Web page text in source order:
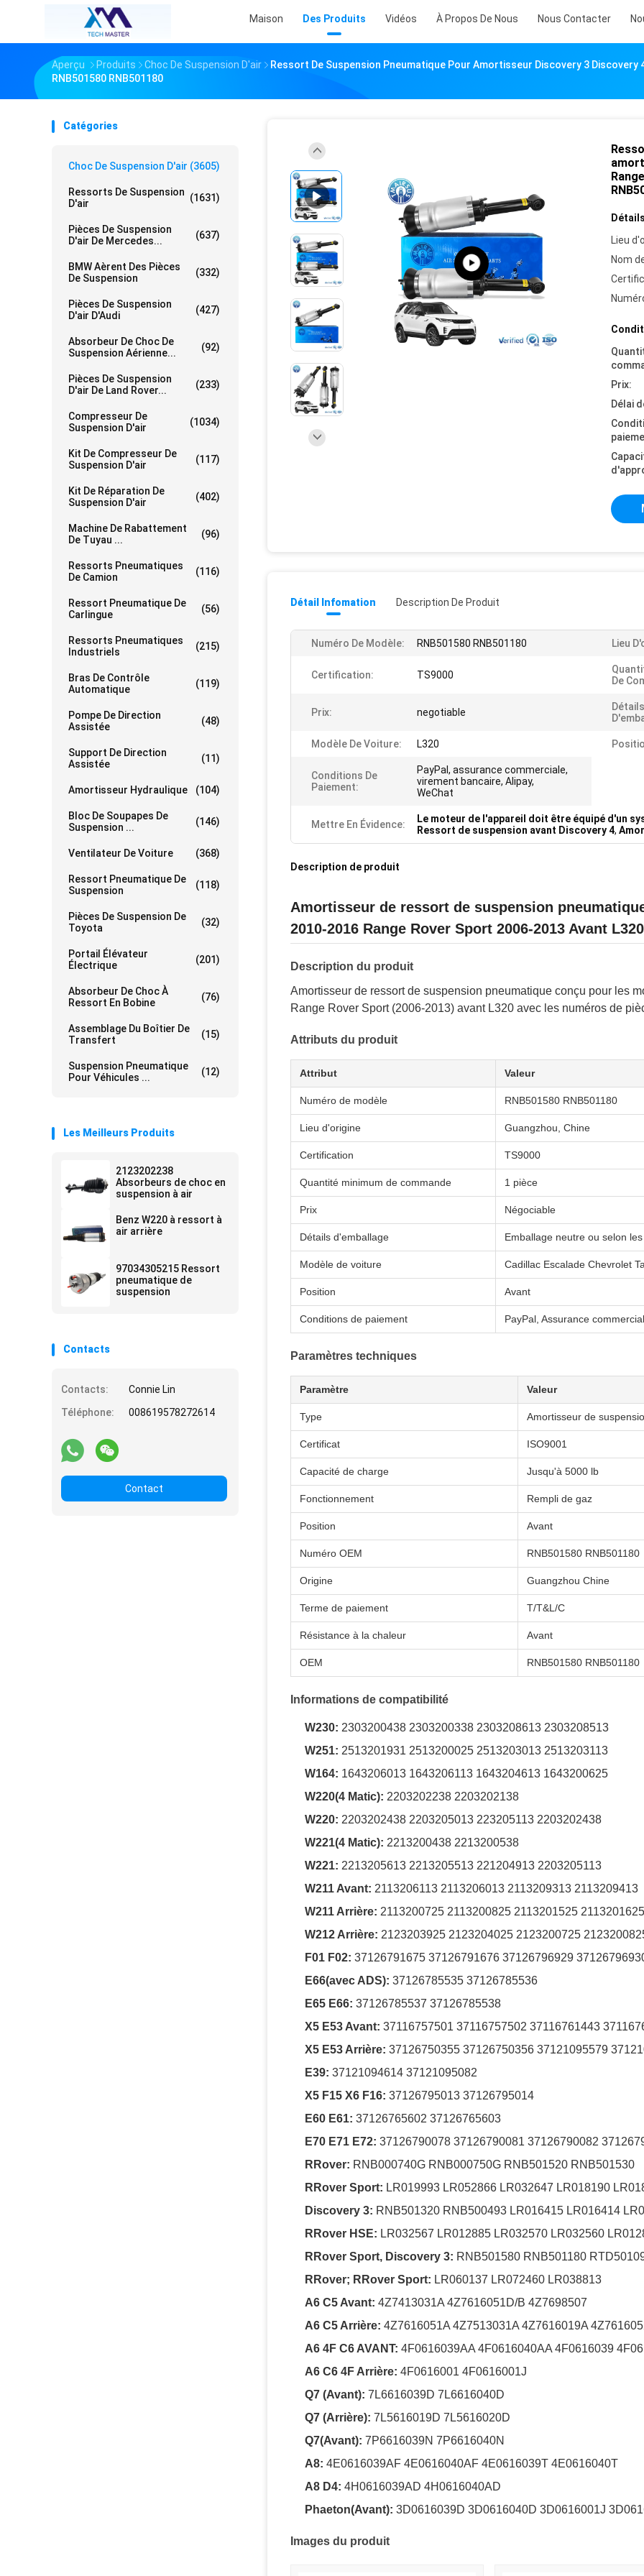
Maison Des Produits Vidéos À Propos De Nous Nous Contacter
Aperçu Produits Choc De Suspension D'air
Ressort De Suspension Pneumatique Pour Amortisseur Discovery 3 Discovery
RNB501580 RNB501180
Catégories
Choc De Suspension D'air (3605)
Ressorts De Suspension
D'air
(1631)
Pièces De Suspension
D'air De Mercedes...
(637)
BMW Aèrent Des Pièces
De Suspension
(332)
Pièces De Suspension
D'air D'Audi
(427)
Absorbeur De Choc De
Suspension Aérienne...
(92)
Pièces De Suspension
D'air De Land Rover...
(233)
Compresseur De
Suspension D'air
(1034)
Kit De Compresseur De
Suspension D'air
(117)
Kit De Réparation De
Suspension D'air
(402)
Machine De Rabattement
De Tuyau ...
(96)
Ressorts Pneumatiques
De Camion
(116)
Ressort Pneumatique De
Carlingue
(56)
Ressorts Pneumatiques
Industriels
(215)
Bras De Contrôle
Automatique
(119)
Pompe De Direction
Assistée
(48)
Support De Direction
Assistée
(11)
Amortisseur Hydraulique (104)
Bloc De Soupapes De
Suspension ...
(146)
Ventilateur De Voiture (368)
Ressort Pneumatique De
Suspension
(118)
Pièces De Suspension De
Toyota
(32)
Portail Élévateur
Électrique
(201)
Absorbeur De Choc À
Ressort En Bobine
(76)
Assemblage Du Boîtier De
Transfert
(15)
Suspension Pneumatique
Pour Véhicules ...
(12)
Les Meilleurs Produits
2123202238
Absorbeurs de choc en
suspension à air
Benz W220 à ressort à
air arrière
97034305215 Ressort
pneumatique de
suspension
Contacts
Contacts:
Connie Lin
Téléphone:
008619578272614
Contact
Lieu
Nom
Prix:
Délai
Détail Infomation Description De Produit
Numéro De Modèle: RNB501580 RNB501180 Lieu
Certification: TS9000
De
Prix: negotiable
Détails
Modèle De Voiture: L320
Conditions De
Paiement:
PayPal, assurance commerciale,
virement bancaire, Alipay,
WeChat
Mettre En Évidence:
Le moteur de l'appareil doit être équipé d'un
Ressort de suspension avant Discovery 4,
Description de produit
Amortisseur de ressort de suspension
2010-2016 Range Rover Sport 2006-2013 Avant
Description du produit
Amortisseur de ressort de suspension pneumatique conçu pour les
Range Rover Sport (2006-2013) avant L320 avec les numéros de
Attributs du produit
Attribut Valeur
Numéro de modèle RNB501580 RNB501180
Lieu d'origine Guangzhou, Chine
Certification TS9000
Quantité minimum de commande 1 pièce
Prix Négociable
Détails d'emballage Emballage neutre ou selon
Modèle de voiture Cadillac Escalade Chevrolet
Position Avant
Conditions de paiement PayPal, Assurance
Paramètres techniques
Paramètre Valeur
Type Amortisseur de
Certificat ISO9001
Capacité de charge Jusqu'à 5000 lb
Fonctionnement Rempli de gaz
Position Avant
Numéro OEM RNB501580 RNB501180
Origine Guangzhou Chine
Terme de paiement T/T&L/C
Résistance à la chaleur Avant
OEM RNB501580 RNB501180
Informations de compatibilité
W230: 2303200438 2303200338 2303208613 2303208513
W251: 2513201931 2513200025 2513203013 2513203113
W164: 1643206013 1643206113 1643204613 1643200625
W220(4 Matic): 2203202238 2203202138
W220: 2203202438 2203205013 223205113 2203202438
W221(4 Matic): 2213200438 2213200538
W221: 2213205613 2213205513 221204913 2203205113
W211 Avant: 2113206113 2113206013 2113209313 2113209413
W211 Arrière: 2113200725 2113200825 2113201525 2113201625
W212 Arrière: 2123203925 2123204025 2123200725
F01 F02: 37126791675 37126791676 37126796929
E66(avec ADS): 37126785535 37126785536
E65 E66: 37126785537 37126785538
X5 E53 Avant: 37116757501 37116757502 37116761443
X5 E53 Arrière: 37126750355 37126750356 37121095579
E39: 37121094614 37121095082
X5 F15 X6 F16: 37126795013 37126795014
E60 E61: 37126765602 37126765603
E70 E71 E72: 37126790078 37126790081 37126790082
RRover: RNB000740G RNB000750G RNB501520 RNB501530
RRover Sport: LR019993 LR052866 LR032647 LR018190
Discovery 3: RNB501320 RNB500493 LR016415 LR016414
RRover HSE: LR032567 LR012885 LR032570 LR032560
RRover Sport, Discovery 3: RNB501580 RNB501180
RRover; RRover Sport: LR060137 LR072460 LR038813
A6 C5 Avant: 4Z7413031A 4Z7616051D/B 4Z7698507
A6 C5 Arrière: 4Z7616051A 4Z7513031A 4Z7616019A
A6 4F C6 AVANT: 4F0616039AA 4F0616040AA 4F0616039
A6 C6 4F Arrière: 4F0616001 4F0616001J
Q7 (Avant): 7L6616039D 7L6616040D
Q7 (Arrière): 7L5616019D 7L5616020D
Q7(Avant): 7P6616039N 7P6616040N
A8: 4E0616039AF 4E0616040AF 4E0616039T 4E0616040T
A8 D4: 4H0616039AD 4H0616040AD
Phaeton(Avant): 3D0616039D 3D0616040D 3D0616001J
Images du produit